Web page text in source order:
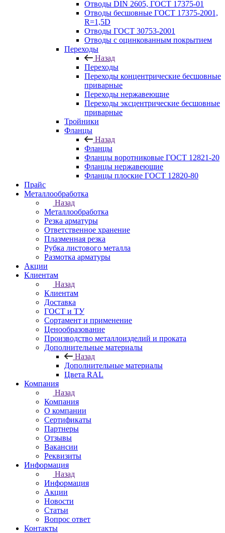
Отводы DIN 2605, ГОСТ 17375-01
Отводы бесшовные ГОСТ 17375-2001,
R=1,5D
Отводы ГОСТ 30753-2001
Отводы с оцинкованным покрытием
Переходы
Назад
Переходы
Переходы концентрические бесшовные
приварные
Переходы нержавеющие
Переходы эксцентрические бесшовные
приварные
Тройники
Фланцы
Назад
Фланцы
Фланцы воротниковые ГОСТ 12821-20
Фланцы нержавеющие
Фланцы плоские ГОСТ 12820-80
Прайс
Металлообработка
Назад
Металлообработка
Резка арматуры
Ответственное хранение
Плазменная резка
Рубка листового металла
Размотка арматуры
Акции
Клиентам
Назад
Клиентам
Доставка
ГОСТ и ТУ
Сортамент и применение
Ценообразование
Производство металлоизделий и проката
Дополнительные материалы
Назад
Дополнительные материалы
Цвета RAL
Компания
Назад
Компания
О компании
Сертификаты
Партнеры
Отзывы
Вакансии
Реквизиты
Информация
Назад
Информация
Акции
Новости
Статьи
Вопрос ответ
Контакты